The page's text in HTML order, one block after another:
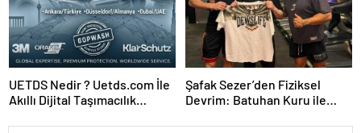
UETDS Nedir ? Uetds.com İle
Akıllı Dijital Taşımacılık
Şafak Sezer’den Fiziksel
Devrim: Batuhan Kuru ile